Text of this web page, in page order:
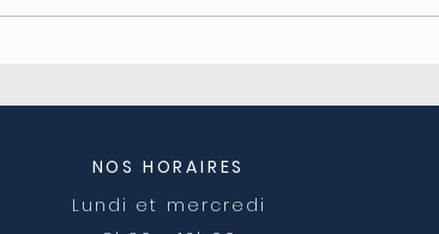
Coupure d'électricité le
NOS HORAIRES
Lundi et mercredi